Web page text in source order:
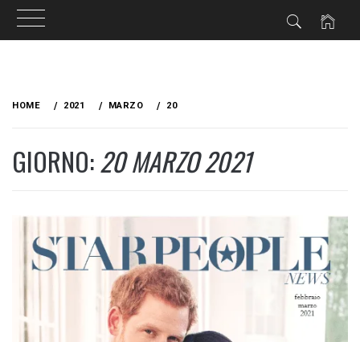
HOME 2021 MARZO 20
GIORNO:20 MARZO 2021